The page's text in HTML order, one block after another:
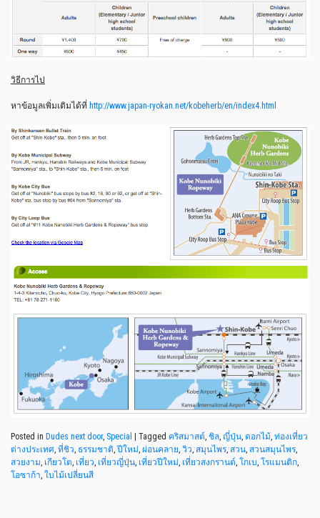
วิธีการไป
หาข้อมูลเพิ่มเติมได้ที่ http://www.japan-ryokan.net/kobeherb/en/index4.html
Posted in Dudes next door, Special | Tagged คริสมาสต์ ชิล ญี่ปุ่น ดอกไม้ ท่องเที่ยว
ต่างประเทศ ที่ชิว ธรรมชาติ ,ปีใหม่ ผ่อนคลาย วิว สมุนไพร สวน สวนสมุนไพร
สวยงาม เกียวโต เที่ยว เที่ยวญี่ปุ่น เที่ยวปีใหม่ เที่ยวสงกรานต์ โกเบ โรแมนติก
โอซาก้า ใบไม้เปลี่ยนสี